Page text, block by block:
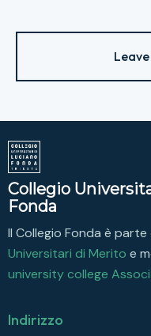
Collegio
Fonda
Il Collegio Fonda è parte
Universitari di Merito e
university college
Indirizzo